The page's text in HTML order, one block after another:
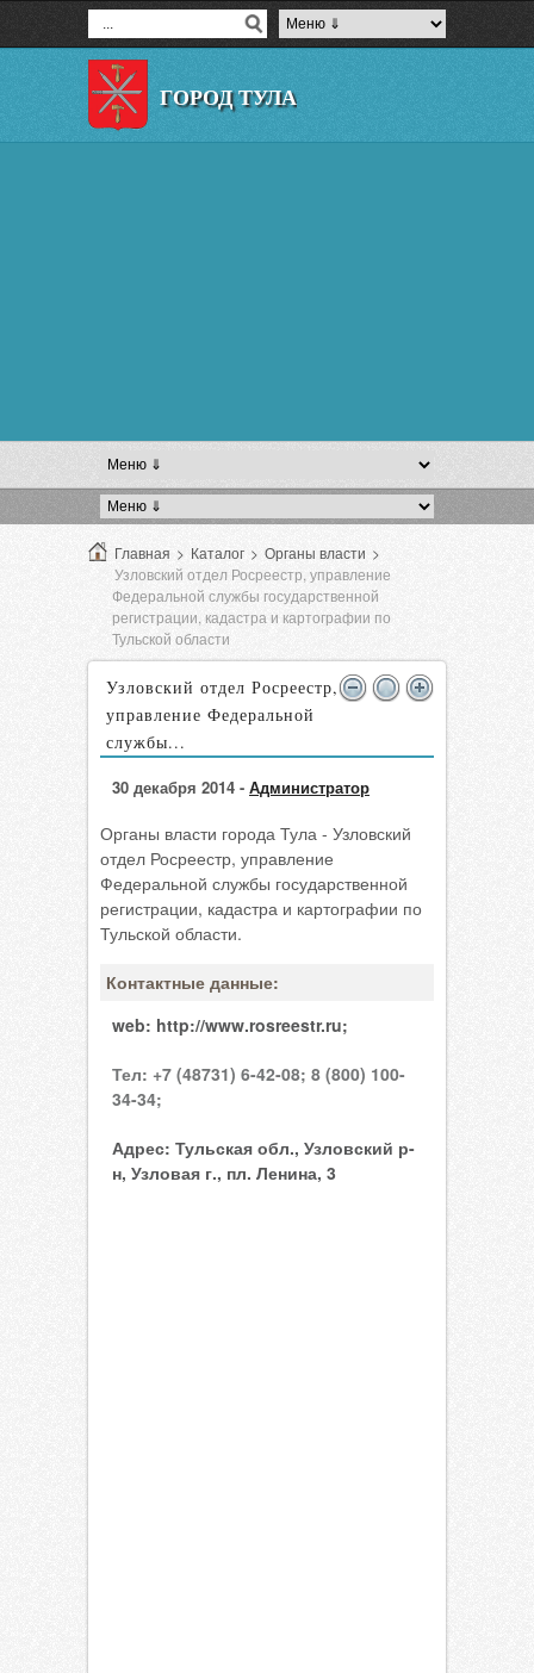
ГОРОД ТУЛА
Главная > Каталог > Органы власти >
Узловский отдел Росреестр, управление
Федеральной службы государственной
регистрации, кадастра и картографии по
Тульской области
Узловский отдел Росреестр,
управление Федеральной
службы...
30 декабря 2014 - Администратор
Органы власти города Тула - Узловский
отдел Росреестр, управление
Федеральной службы государственной
регистрации, кадастра и картографии по
Тульской области.
Контактные данные:
web: http://www.rosreestr.ru;
Тел: +7 (48731) 6-42-08; 8 (800) 100-
34-34;
Адрес: Тульская обл., Узловский р-
н, Узловая г., пл. Ленина, 3